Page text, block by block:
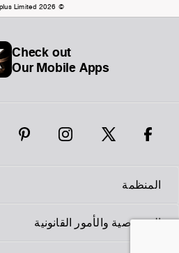
© Kronoplus Limited 2026
Check out
Our Mobile Apps
المنظمة
الخصوصية والأمور القانونية